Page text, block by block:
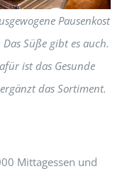
Pausenkost
Süße gibt es auch.
ist das Gesunde
das Sortiment.
Mittagessen und